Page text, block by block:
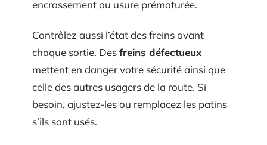
encrassement ou usure prématurée.
Contrôlez aussi l’état des freins avant
chaque sortie. Desfreins défectueux
mettent en danger votre sécurité ainsi que
celle des autres usagers de la route. Si
besoin, ajustez-les ou remplacez les patins
s’ils sont usés.